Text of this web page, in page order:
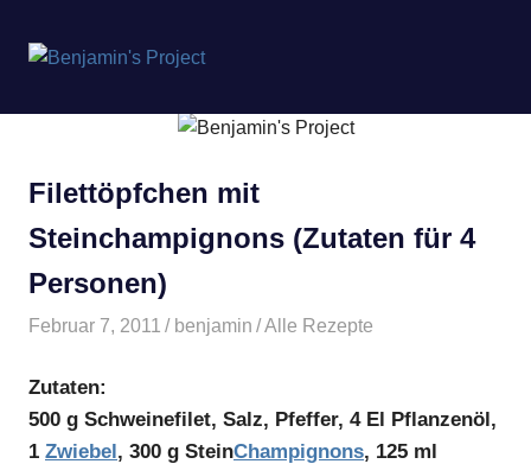
springen
Project
Filettöpfchen mit
Steinchampignons (Zutaten für 4
Personen)
Februar 7, 2011 benjamin Alle Rezepte
Zutaten:
500 g Schweinefilet, Salz, Pfeffer, 4 El Pflanzenöl,
1 Zwiebel, 300 g SteinChampignons, 125 ml